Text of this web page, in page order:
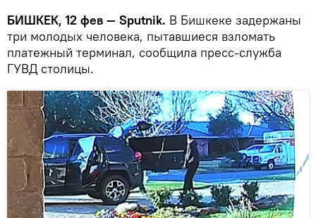
БИШКЕК, 12 фев — Sputnik. В Бишкеке задержаны
три молодых человека, пытавшиеся взломать
платежный терминал, сообщила пресс-служба
ГУВД столицы.